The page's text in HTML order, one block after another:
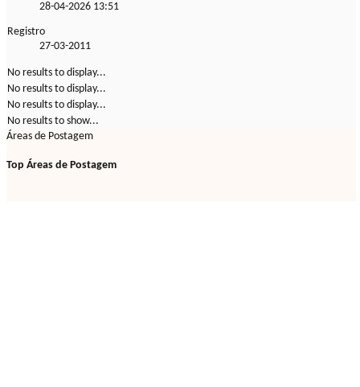
28-04-2026 13:51
Registro
27-03-2011
No results to display...
No results to display...
No results to display...
No results to show...
Áreas de Postagem
Top Áreas de Postagem